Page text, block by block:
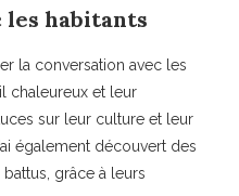
les habitants
la conversation avec les
chaleureux et leur
sur leur culture et leur
également découvert des
grâce à leurs